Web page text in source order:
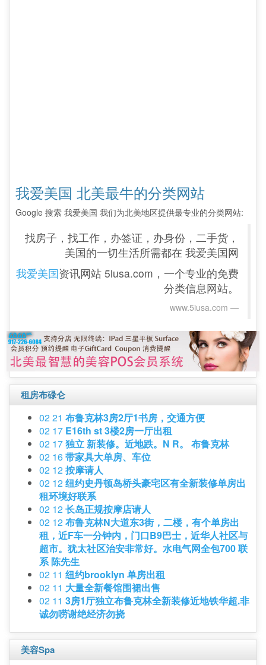
我爱美国 北美最牛的分类网站
Google 搜索 我爱美国 我们为北美地区提供最专业的分类网站:
找房子，找工作，办签证，办身份，二手货，
美国的一切生活所需都在 我爱美国网
我爱美国资讯网站 5iusa.com，一个专业的免费
分类信息网站。
www.5iusa.com‎
租房布碌仑
02 21 布鲁克林3房2厅1书房，交通方便
02 17 E16th st 3楼2房一厅出租
02 17独立 新装修。近地跌。N R。 布鲁克林
02 16带家具大单房、车位
02 12按摩请人
02 12纽约史丹顿岛桥头豪宅区有全新装修单房出
租环境好联系
02 12长岛正规按摩店请人
02 12布鲁克林N大道东3街，二楼，有个单房出
租，近F车一分钟内，门口B9巴士，近华人社区与
超市。犹太社区治安非常好。水电气网全包700 联
系 陈先生
02 11 纽约brooklyn 单房出租
02 11 大量全新餐馆围裙出售
02 11 3房1厅独立布鲁克林全新装修近地铁华超.非
诚勿唠谢绝经济勿挠
美容Spa